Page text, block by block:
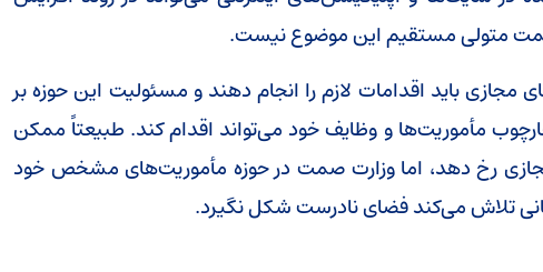
صمت متولی مستقیم این موضوع نیست.
مجازی باید اقدامات لازم را انجام دهند و مسئولیت این حوزه بر
مأموریت‌ها و وظایف خود می‌تواند اقدام کند. طبیعتاً ممکن
رخ دهد، اما وزارت صمت در حوزه مأموریت‌های مشخص خود
تلاش می‌کند فضای نادرست شکل نگیرد.